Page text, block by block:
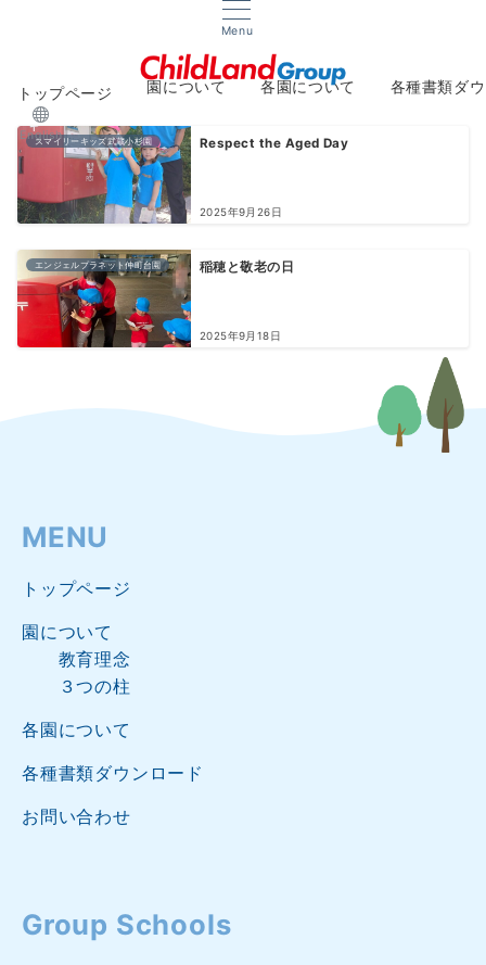
Menu
English
トップページ 園について 各園について 各種書類ダ
スマイリーキッズ武蔵小杉園 Respect the Aged Day
2025年9月26日
エンジェルプラネット仲町台園 稲穂と敬老の日
2025年9月18日
MENU
トップページ
園について
教育理念
３つの柱
各園について
各種書類ダウンロード
お問い合わせ
Group Schools